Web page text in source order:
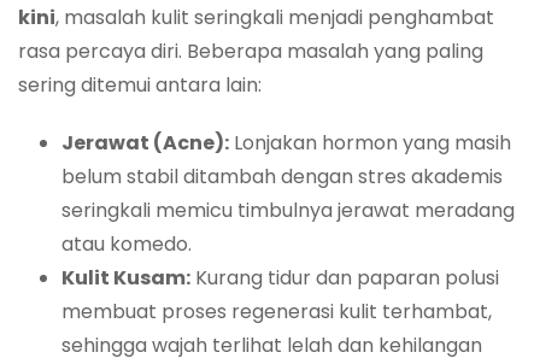
kini, masalah kulit seringkali menjadi penghambat
rasa percaya diri. Beberapa masalah yang paling
sering ditemui antara lain:
Jerawat (Acne): Lonjakan hormon yang masih
belum stabil ditambah dengan stres akademis
seringkali memicu timbulnya jerawat meradang
atau komedo.
Kulit Kusam: Kurang tidur dan paparan polusi
membuat proses regenerasi kulit terhambat,
sehingga wajah terlihat lelah dan kehilangan